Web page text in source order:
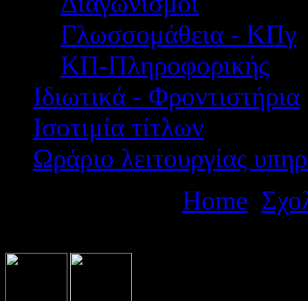
Γλωσσομάθεια - ΚΠγ
ΚΠ-Πληροφορικής
Ιδιωτικά - Φροντιστήρια
Ισοτιμία τίτλων
Ωράριο λειτουργίας
Home